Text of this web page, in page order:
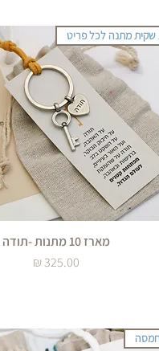
שקית מתנה לכל פריט
מארז 10 מתנות -תודה
מחיר